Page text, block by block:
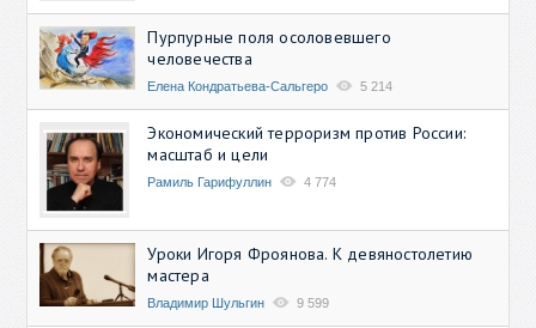
Пурпурные поля осоловевшего
человечества
Елена Кондратьева-Сальгеро 5 214
Экономический терроризм против России:
масштаб и цели
Рамиль Гарифуллин 4 774
Уроки Игоря Фроянова. К девяностолетию
мастера
Владимир Шульгин 9 599